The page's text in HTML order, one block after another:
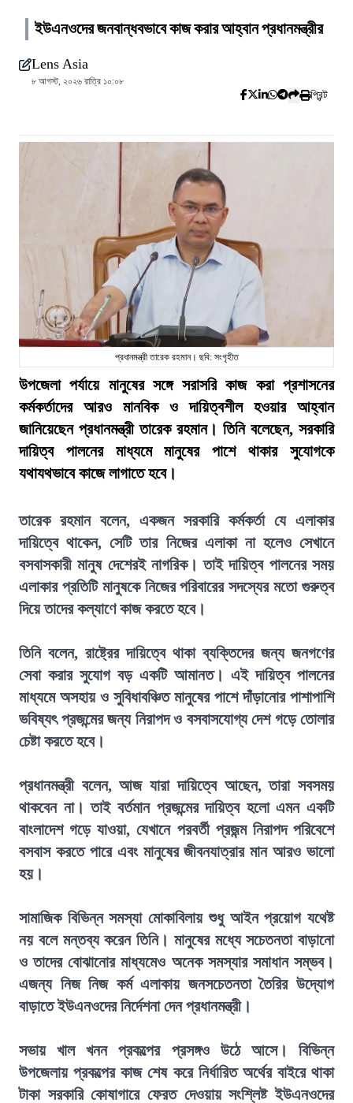
ইউএনওদের জনবান্ধবভাবে কাজ করার আহ্বান প্রধানমন্ত্রীর
Lens Asia
৮ আগস্ট, ২০২৬ রাত্রি ১০:০৮
প্রিন্ট
প্রধানমন্ত্রী তারেক রহমান। ছবি: সংগৃহীত
উপজেলা পর্যায়ে মানুষের সঙ্গে সরাসরি কাজ করা প্রশাসনের
কর্মকর্তাদের আরও মানবিক ও দায়িত্বশীল হওয়ার আহ্বান
জানিয়েছেন প্রধানমন্ত্রী তারেক রহমান। তিনি বলেছেন, সরকারি
দায়িত্ব পালনের মাধ্যমে মানুষের পাশে থাকার সুযোগকে
যথাযথভাবে কাজে লাগাতে হবে।
তারেক রহমান বলেন, একজন সরকারি কর্মকর্তা যে এলাকার
দায়িত্বে থাকেন, সেটি তার নিজের এলাকা না হলেও সেখানে
বসবাসকারী মানুষ দেশেরই নাগরিক। তাই দায়িত্ব পালনের সময়
এলাকার প্রতিটি মানুষকে নিজের পরিবারের সদস্যের মতো গুরুত্ব
দিয়ে তাদের কল্যাণে কাজ করতে হবে।
তিনি বলেন, রাষ্ট্রের দায়িত্বে থাকা ব্যক্তিদের জন্য জনগণের
সেবা করার সুযোগ বড় একটি আমানত। এই দায়িত্ব পালনের
মাধ্যমে অসহায় ও সুবিধাবঞ্চিত মানুষের পাশে দাঁড়ানোর পাশাপাশি
ভবিষ্যৎ প্রজন্মের জন্য নিরাপদ ও বসবাসযোগ্য দেশ গড়ে তোলার
চেষ্টা করতে হবে।
প্রধানমন্ত্রী বলেন, আজ যারা দায়িত্বে আছেন, তারা সবসময়
থাকবেন না। তাই বর্তমান প্রজন্মের দায়িত্ব হলো এমন একটি
বাংলাদেশ গড়ে যাওয়া, যেখানে পরবর্তী প্রজন্ম নিরাপদ পরিবেশে
বসবাস করতে পারে এবং মানুষের জীবনযাত্রার মান আরও ভালো
হয়।
সামাজিক বিভিন্ন সমস্যা মোকাবিলায় শুধু আইন প্রয়োগ যথেষ্ট
নয় বলে মন্তব্য করেন তিনি। মানুষের মধ্যে সচেতনতা বাড়ানো
ও তাদের বোঝানোর মাধ্যমেও অনেক সমস্যার সমাধান সম্ভব।
এজন্য নিজ নিজ কর্ম এলাকায় জনসচেতনতা তৈরির উদ্যোগ
বাড়াতে ইউএনওদের নির্দেশনা দেন প্রধানমন্ত্রী।
সভায় খাল খনন প্রকল্পের প্রসঙ্গও উঠে আসে। বিভিন্ন
উপজেলায় প্রকল্পের কাজ শেষ করে নির্ধারিত অর্থের বাইরে থাকা
টাকা সরকারি কোষাগারে ফেরত দেওয়ায় সংশ্লিষ্ট ইউএনওদের